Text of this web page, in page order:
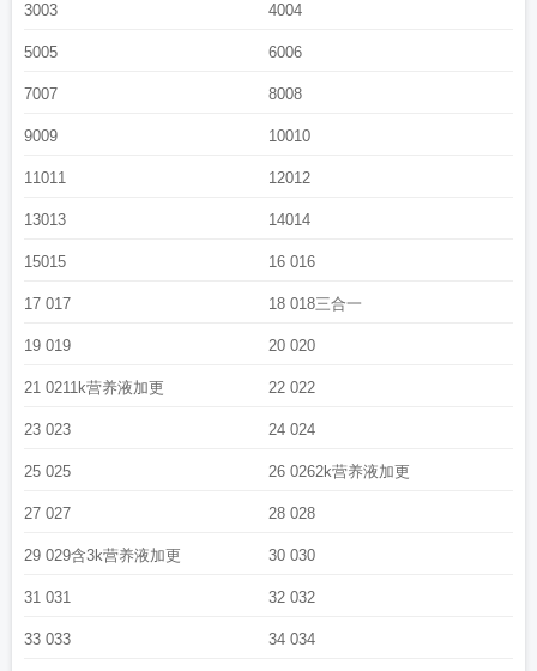
3003 4004
5005 6006
7007 8008
9009 10010
11011 12012
13013 14014
15015 16 016
17 017 18 018三合一
19 019 20 020
21 0211k营养液加更 22 022
23 023 24 024
25 025 26 0262k营养液加更
27 027 28 028
29 029含3k营养液加更 30 030
31 031 32 032
33 033 34 034